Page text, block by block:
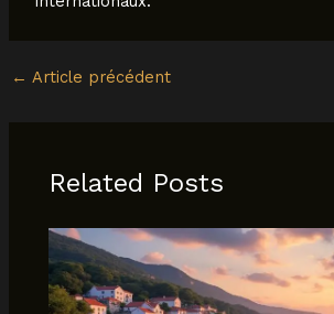
← Article précédent
Related Posts